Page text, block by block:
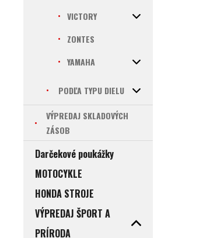
VICTORY
ZONTES
YAMAHA
PODĽA TYPU DIELU
VÝPREDAJ SKLADOVÝCH
ZÁSOB
Darčekové poukážky
MOTOCYKLE
HONDA STROJE
VÝPREDAJ ŠPORT A
PRÍRODA